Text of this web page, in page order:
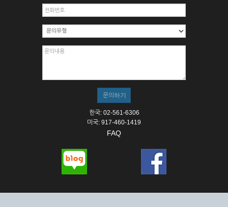
한국: 02-561-6306
미국: 917-460-1419
FAQ